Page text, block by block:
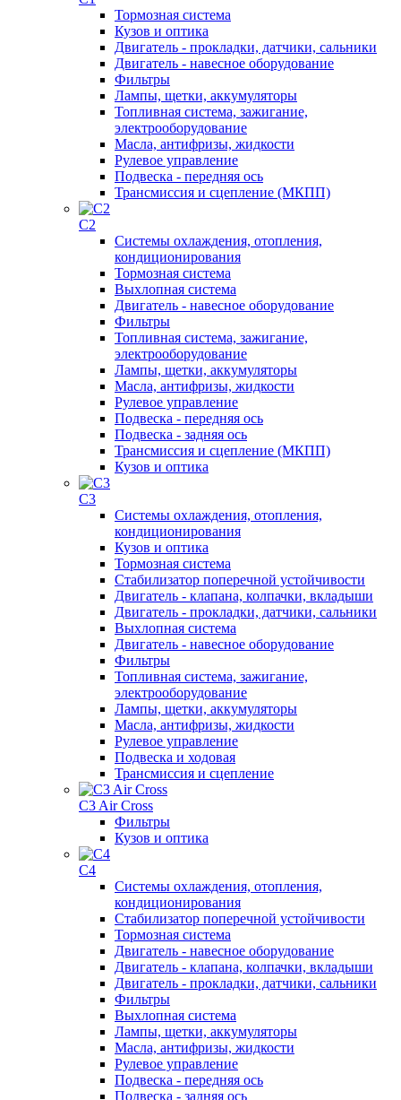
Тормозная система
Кузов и оптика
Двигатель - прокладки, датчики, сальники
Двигатель - навесное оборудование
Фильтры
Лампы, щетки, аккумуляторы
Топливная система, зажигание,
электрооборудование
Масла, антифризы, жидкости
Рулевое управление
Подвеска - передняя ось
Трансмиссия и сцепление (МКПП)
C2
Системы охлаждения, отопления,
кондиционирования
Тормозная система
Выхлопная система
Двигатель - навесное оборудование
Фильтры
Топливная система, зажигание,
электрооборудование
Лампы, щетки, аккумуляторы
Масла, антифризы, жидкости
Рулевое управление
Подвеска - передняя ось
Подвеска - задняя ось
Трансмиссия и сцепление (МКПП)
Кузов и оптика
C3
Системы охлаждения, отопления,
кондиционирования
Кузов и оптика
Тормозная система
Стабилизатор поперечной устойчивости
Двигатель - клапана, колпачки, вкладыши
Двигатель - прокладки, датчики, сальники
Выхлопная система
Двигатель - навесное оборудование
Фильтры
Топливная система, зажигание,
электрооборудование
Лампы, щетки, аккумуляторы
Масла, антифризы, жидкости
Рулевое управление
Подвеска и ходовая
Трансмиссия и сцепление
C3 Air Cross
Фильтры
Кузов и оптика
C4
Системы охлаждения, отопления,
кондиционирования
Стабилизатор поперечной устойчивости
Тормозная система
Двигатель - навесное оборудование
Двигатель - клапана, колпачки, вкладыши
Двигатель - прокладки, датчики, сальники
Фильтры
Выхлопная система
Лампы, щетки, аккумуляторы
Масла, антифризы, жидкости
Рулевое управление
Подвеска - передняя ось
Подвеска - задняя ось